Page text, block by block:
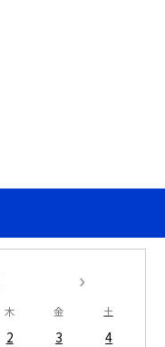
木 金 土
2 3
4